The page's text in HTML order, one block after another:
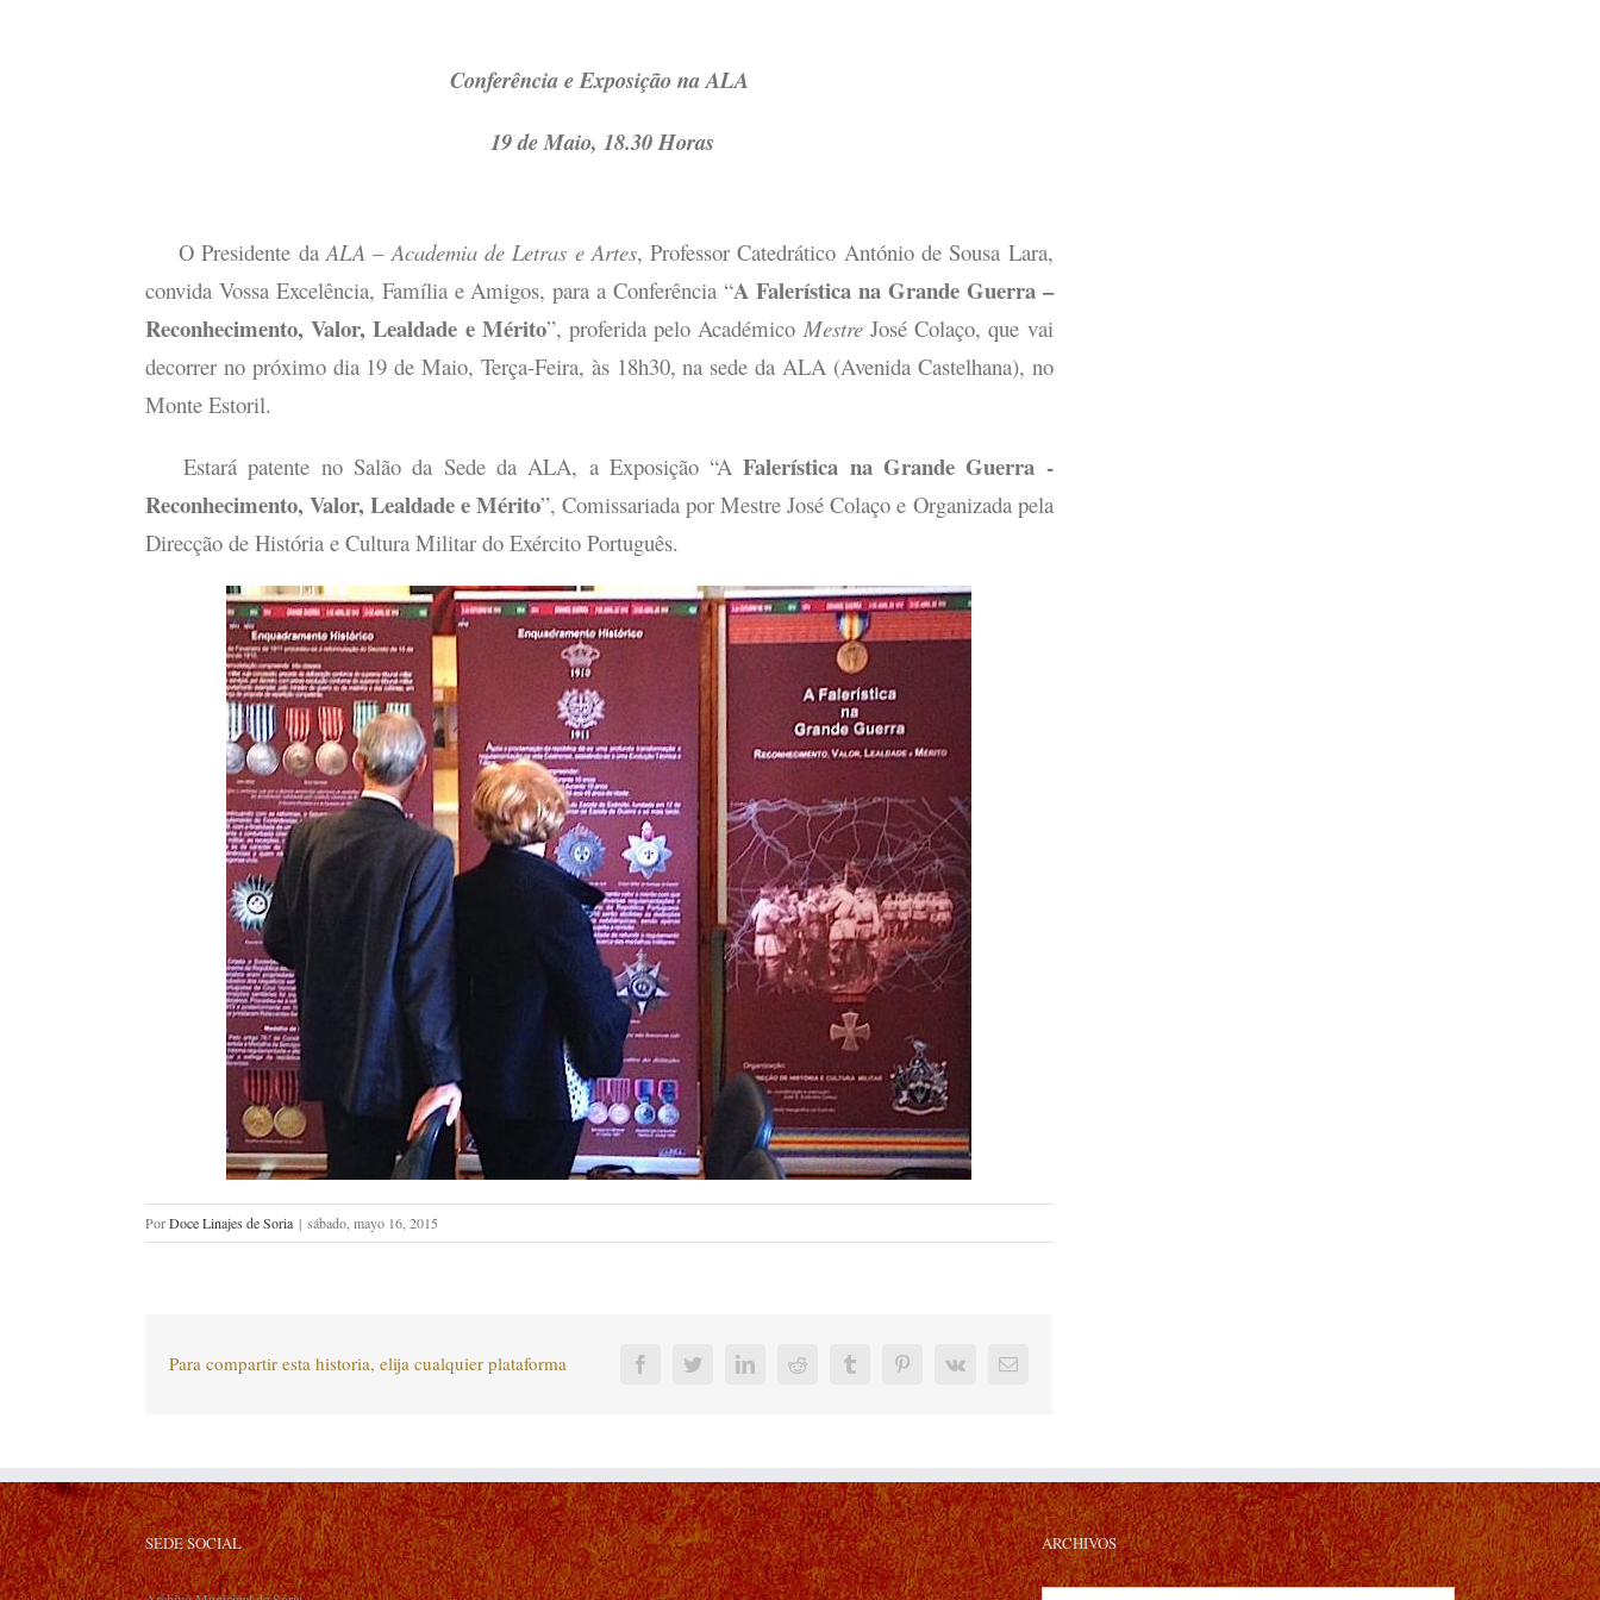
Conferência e Exposição na ALA
19 de Maio, 18.30 Horas
O Presidente daALA –Academia de Letras e Artes, Professor Catedrático António de Sousa Lara,
convida Vossa Excelência, Família e Amigos, para a Conferência “A Falerística na Grande Guerra –
Reconhecimento, Valor, Lealdade e Mérito”, proferida pelo Académico MestreJosé Colaço, que vai
decorrer no próximo dia 19 de Maio, Terça-Feira, às 18h30, na sede da ALA (Avenida Castelhana), no
Monte Estoril.
Estará patente no Salão da Sede da ALA, a Exposição “AFalerística na Grande Guerra -
Reconhecimento, Valor, Lealdade e Mérito”, Comissariada por Mestre José Colaço e Organizada pela
Direcção de História e Cultura Militar do Exército Português.
PorDoce Linajes de Soria | sábado, mayo 16, 2015
Para compartir esta historia, elija cualquier plataforma FacebookTwitterLinkedInReddit Tumblr PinterestVk
Correo
SEDE SOCIAL ARCHIVOS